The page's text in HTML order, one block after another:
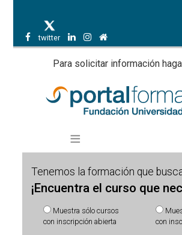
twitter
Para solicitar información
Tenemos la formación que
¡Encuentra el curso que
Muestra sólo cursos
con inscripción abierta
con